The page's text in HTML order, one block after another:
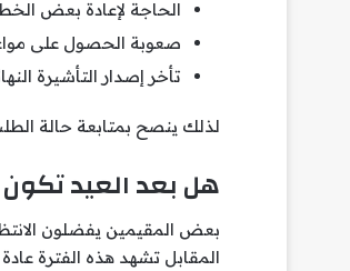
الحاجة لإعادة بعض
صعوبة الحصول على
تأخر إصدار التأشيرة
لذلك ينصح بمتابعة حالة
هل بعد العيد تكون
بعض المقيمين يفضلون
المقابل تشهد هذه الفترة